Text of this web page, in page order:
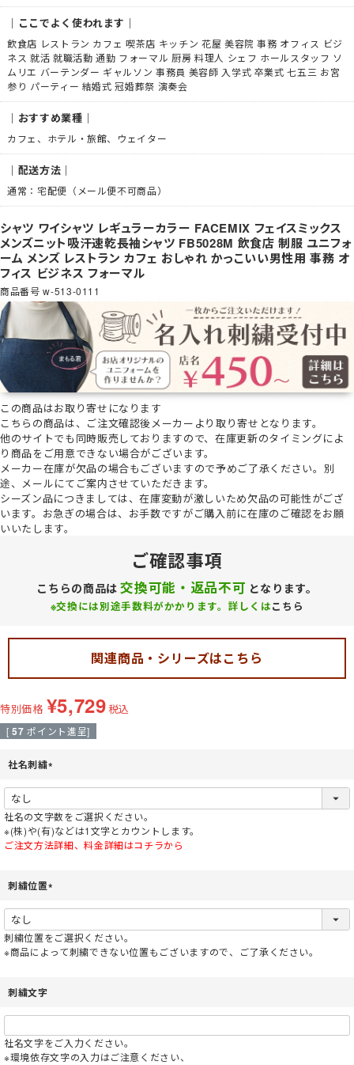
｜ここでよく使われます｜
飲食店 レストラン カフェ 喫茶店 キッチン 花屋 美容院 事務 オフィス ビジ
ネス 就活 就職活動 通勤 フォーマル 厨房 料理人 シェフ ホールスタッフ ソ
ムリエ バーテンダー ギャルソン 事務員 美容師 入学式 卒業式 七五三 お宮
参り パーティー 結婚式 冠婚葬祭 演奏会
｜おすすめ業種｜
カフェ、ホテル・旅館、ウェイター
｜配送方法｜
通常：宅配便（メール便不可商品）
シャツ ワイシャツ レギュラーカラー FACEMIX フェイスミックス
メンズニット吸汗速乾長袖シャツ FB5028M 飲食店 制服 ユニフォ
ーム メンズ レストラン カフェ おしゃれ かっこいい男性用 事務 オ
フィス ビジネス フォーマル
商品番号 w-513-0111
この商品はお取り寄せ になります
こちらの商品は、ご注文確認後メーカーより取り寄せとなります。
他のサイトでも同時販売しておりますので、在庫更新のタイミングによ
り商品をご用意できない場合がございます。
メーカー在庫が欠品の場合もございますので予めご了承ください。 別
途、メールにてご案内させていただきます。
シーズン品につきましては、在庫変動が激しいため欠品の可能性がござ
います。お急ぎの場合は、お手数ですがご購入前に在庫のご確認をお願
いいたします。
ご確認事項
こちらの商品は 交換可能・返品不可 となります。
※交換には別途手数料がかかります。詳しくはこちら
関連商品・シリーズはこちら
特別価格 ¥5,729税込
[ 57 ポイント進呈]
社名刺繍
須
)
社名の文字数をご選択ください。
※(株)や(有)などは1文字とカウントします。
ご注文方法詳細、料金詳細はコチラから
刺繍位置
須
)
刺繍位置をご選択ください。
※商品によって刺繍できない位置もございますので、ご了承ください。
刺繍文字
社名文字をご入力ください。
※環境依存文字の入力はご注意ください、